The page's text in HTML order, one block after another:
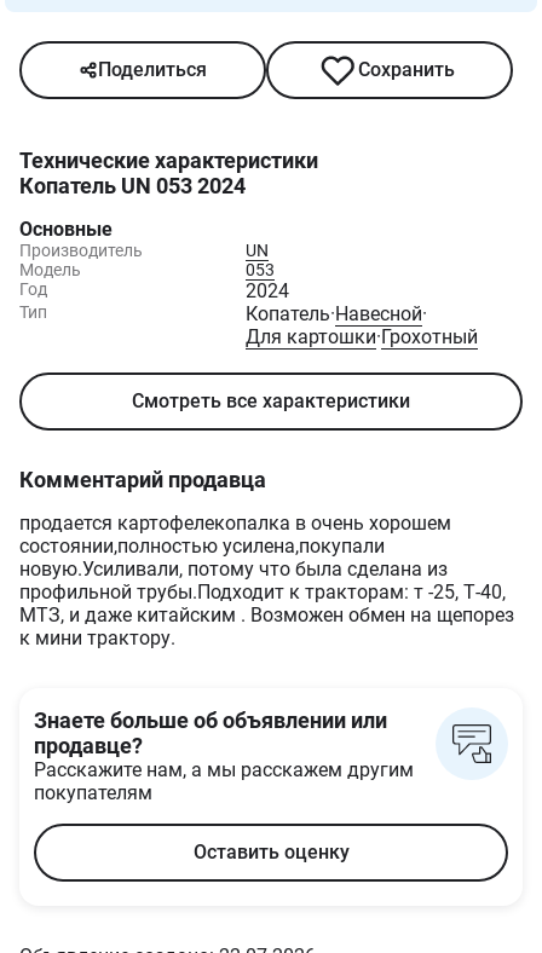
Поделиться Сохранить
Технические характеристики
Копатель UN 053 2024
Основные
Производитель
UN
Модель
053
Год
2024
Тип Копатель·Навесной·
Для картошки·Грохотный
Смотреть все характеристики
Комментарий продавца
продается картофелекопалка в очень хорошем
состоянии,полностью усилена,покупали
новую.Усиливали, потому что была сделана из
профильной трубы.Подходит к тракторам: т -25, Т-40,
МТЗ, и даже китайским . Возможен обмен на щепорез
к мини трактору.
Знаете больше об объявлении или
продавце?
Расскажите нам, а мы расскажем другим
покупателям
Оставить оценку